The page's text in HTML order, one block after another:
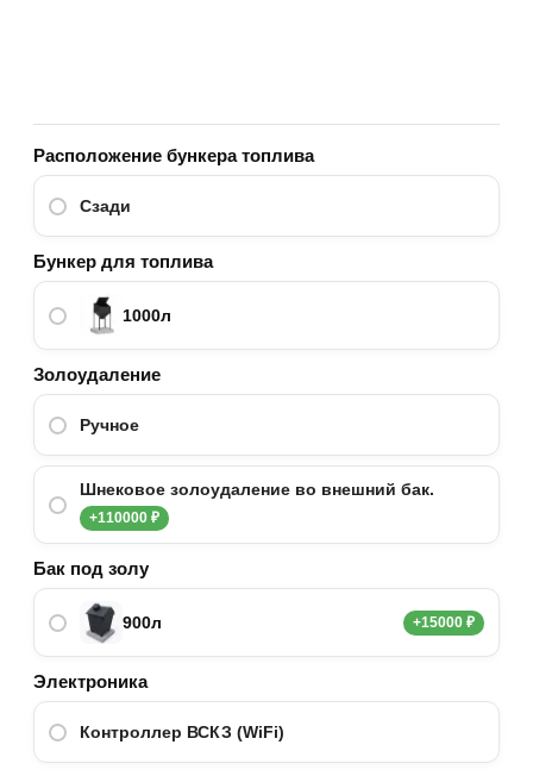
Расположение бункера топлива
Сзади
Бункер для топлива
1000л
Золоудаление
Ручное
Шнековое золоудаление во внешний бак.
+110000 ₽
Бак под золу
900л +15000 ₽
Электроника
Контроллер ВСКЗ (WiFi)